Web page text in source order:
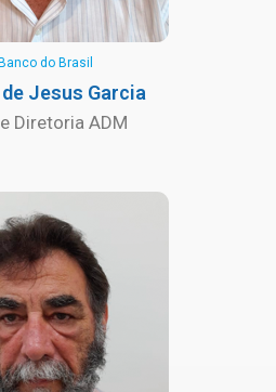
do Brasil
Jesus Garcia
Diretoria ADM